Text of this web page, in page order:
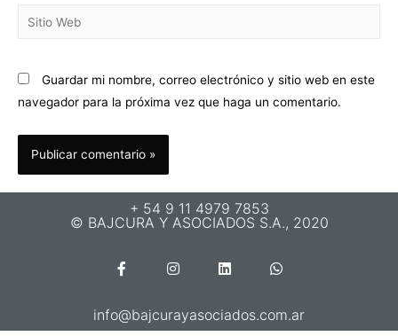
Guardar mi nombre, correo electrónico y sitio web en este
navegador para la próxima vez que haga un comentario.
+ 54 9 11 4979 7853
© BAJCURA Y ASOCIADOS S.A., 2020
info@bajcurayasociados.com.ar